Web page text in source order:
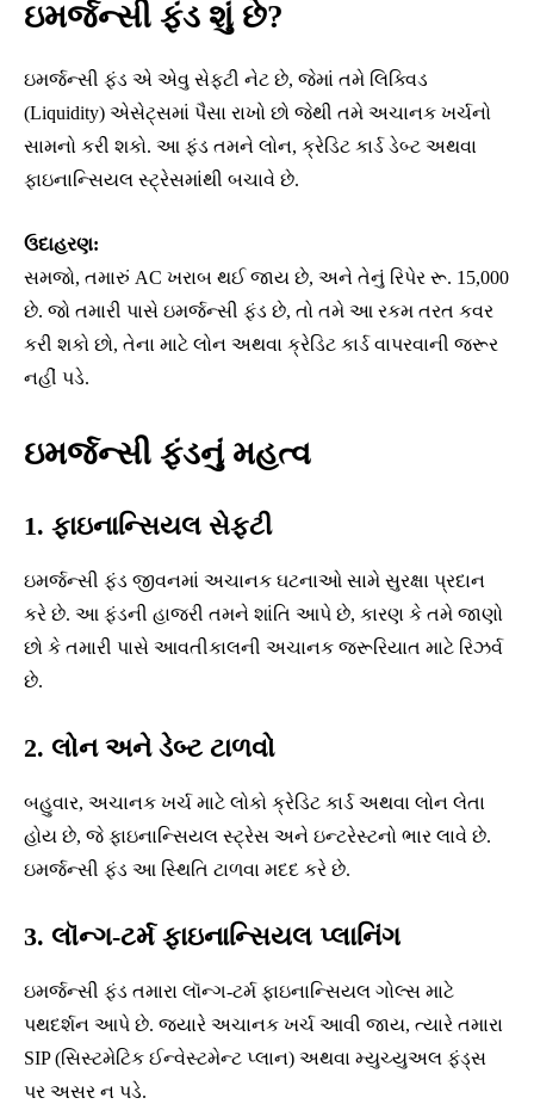
ઇમર્જન્સી ફંડ શું છે?
ઇમર્જન્સી ફંડ એ એવુ સેફ્ટી નેટ છે, જેમાં તમે લિક્વિડ
(Liquidity) એસેટ્સમાં પૈસા રાખો છો જેથી તમે અચાનક ખર્ચનો
સામનો કરી શકો. આ ફંડ તમને લોન, ક્રેડિટ કાર્ડ ડેબ્ટ અથવા
ફાઇનાન્સિયલ સ્ટ્રેસમાંથી બચાવે છે.
ઉદાહરણ:
સમજો, તમારું AC ખરાબ થઈ જાય છે, અને તેનું રિપેર રૂ. 15,000
છે. જો તમારી પાસે ઇમર્જન્સી ફંડ છે, તો તમે આ રકમ તરત કવર
કરી શકો છો, તેના માટે લોન અથવા ક્રેડિટ કાર્ડ વાપરવાની જરૂર
નહીં પડે.
ઇમર્જન્સી ફંડનું મહત્વ
1. ફાઇનાન્સિયલ સેફ્ટી
ઇમર્જન્સી ફંડ જીવનમાં અચાનક ઘટનાઓ સામે સુરક્ષા પ્રદાન
કરે છે. આ ફંડની હાજરી તમને શાંતિ આપે છે, કારણ કે તમે જાણો
છો કે તમારી પાસે આવતીકાલની અચાનક જરૂરિયાત માટે રિઝર્વ
છે.
2. લોન અને ડેબ્ટ ટાળવો
બહુવાર, અચાનક ખર્ચ માટે લોકો ક્રેડિટ કાર્ડ અથવા લોન લેતા
હોય છે, જે ફાઇનાન્સિયલ સ્ટ્રેસ અને ઇન્ટરેસ્ટનો ભાર લાવે છે.
ઇમર્જન્સી ફંડ આ સ્થિતિ ટાળવા મદદ કરે છે.
3. લૉન્ગ-ટર્મ ફાઇનાન્સિયલ પ્લાનિંગ
ઇમર્જન્સી ફંડ તમારા લૉન્ગ-ટર્મ ફાઇનાન્સિયલ ગોલ્સ માટે
પથદર્શન આપે છે. જ્યારે અચાનક ખર્ચ આવી જાય, ત્યારે તમારા
SIP (સિસ્ટમેટિક ઈન્વેસ્ટમેન્ટ પ્લાન) અથવા મ્યુચ્યુઅલ ફંડ્સ
પર અસર ન પડે.